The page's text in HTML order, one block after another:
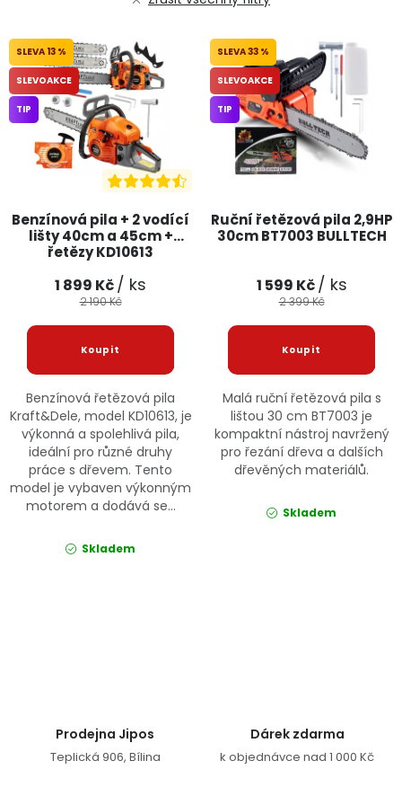
Benzínová pila + 2 vodící
lišty 40cm a 45cm +
řetězy KD10613
13 %
SLEVOAKCE
TIP
1 899 Kč/ ks
2 190 Kč
Benzínová řetězová pila
Kraft&Dele, model KD10613, je
výkonná a spolehlivá pila,
ideální pro různé druhy
práce s dřevem. Tento
model je vybaven výkonným
motorem a dodává se...
Skladem
Ruční řetězová pila 2,9HP
30cm BT7003 BULLTECH
33 %
SLEVOAKCE
TIP
1 599 Kč/ ks
2 399 Kč
Malá ruční řetězová pila s
lištou 30 cm BT7003 je
kompaktní nástroj navržený
pro řezání dřeva a dalších
dřevěných materiálů.
Skladem
Prodejna Jipos
Teplická 906, Bílina
Dárek zdarma
k objednávce nad 1 000 Kč